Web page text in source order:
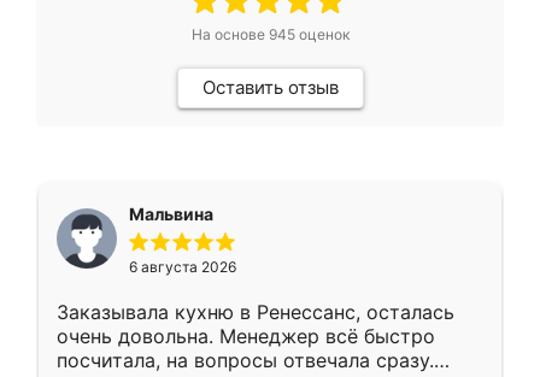
На основе 945оценок
Оставить отзыв
Мальвина
6 августа 2026
Заказывала кухню в Ренессанс, осталась
очень довольна. Менеджер всё быстро
посчитала, на вопросы отвечала сразу.